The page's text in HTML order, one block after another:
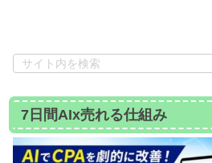
7日間AIx売れる仕組み